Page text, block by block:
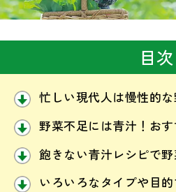
目次
忙しい現代人は慢性的
野菜不足には青汁！お
飽きない青汁レシピで
いろいろなタイプや目